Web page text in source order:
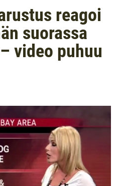
reagoi
suorassa
video puhuu